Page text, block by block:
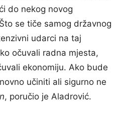
do nekog novog
se tiče samog državnog
udarci na taj
očuvali radna mjesta,
ekonomiju. Ako bude
učiniti ali sigurno ne
, poručio je Aladrović.